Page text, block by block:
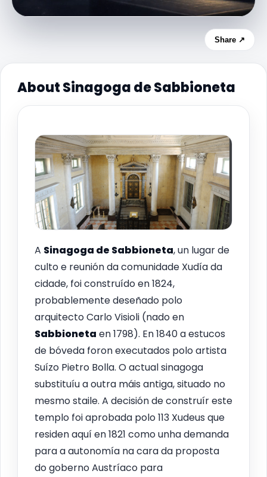
Share ↗
About Sinagoga de Sabbioneta
A Sinagoga de Sabbioneta, un lugar de
culto e reunión da comunidade Xudía da
cidade, foi construído en 1824,
probablemente deseñado polo
arquitecto Carlo Visioli (nado en
Sabbioneta en 1798). En 1840 a estucos
de bóveda foron executados polo artista
Suízo Pietro Bolla. O actual sinagoga
substituíu a outra máis antiga, situado no
mesmo staile. A decisión de construír este
templo foi aprobada polo 113 Xudeus que
residen aquí en 1821 como unha demanda
para a autonomía na cara da proposta
do goberno Austríaco para